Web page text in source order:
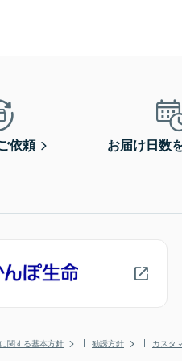
依頼 お届け日数
関する基本方針 勧誘方針 カスタ